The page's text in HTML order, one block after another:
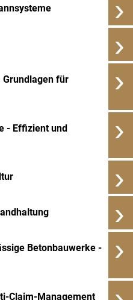
›
›
für
›
- Effizient und
›
›
›
Betonbauwerke -
›
Claim-Management